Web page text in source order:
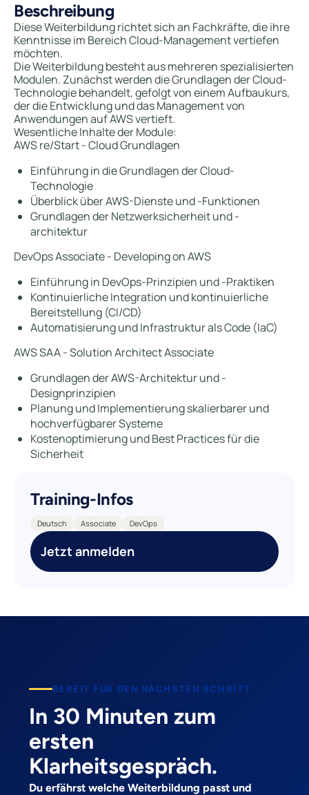
Beschreibung
Diese Weiterbildung richtet sich an Fachkräfte, die ihre
Kenntnisse im Bereich Cloud-Management vertiefen
möchten.
Die Weiterbildung besteht aus mehreren spezialisierten
Modulen. Zunächst werden die Grundlagen der Cloud-
Technologie behandelt, gefolgt von einem Aufbaukurs,
der die Entwicklung und das Management von
Anwendungen auf AWS vertieft.
Wesentliche Inhalte der Module:
AWS re/Start - Cloud Grundlagen
Einführung in die Grundlagen der Cloud-
Technologie
Überblick über AWS-Dienste und -Funktionen
Grundlagen der Netzwerksicherheit und -
architektur
DevOps Associate - Developing on AWS
Einführung in DevOps-Prinzipien und -Praktiken
Kontinuierliche Integration und kontinuierliche
Bereitstellung (CI/CD)
Automatisierung und Infrastruktur als Code (IaC)
AWS SAA - Solution Architect Associate
Grundlagen der AWS-Architektur und -
Designprinzipien
Planung und Implementierung skalierbarer und
hochverfügbarer Systeme
Kostenoptimierung und Best Practices für die
Sicherheit
Training-Infos
Deutsch Associate DevOps
Jetzt anmelden
BEREIT FUR DEN NACHSTEN SCHRITT
In 30 Minuten zum
ersten
Klarheitsgespräch.
Du erfährst welche Weiterbildung passt und